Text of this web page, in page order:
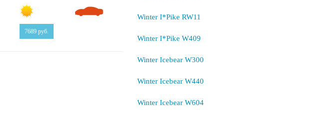
7689 руб.
Winter I*Pike RW11
Winter I*Pike W409
Winter Icebear W300
Winter Icebear W440
Winter Icebear W604